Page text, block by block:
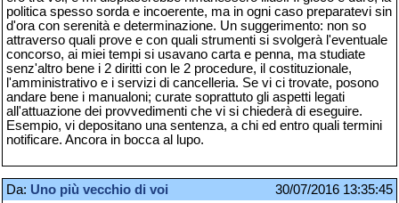
politica spesso sorda e incoerente, ma in ogni caso preparatevi sin
d'ora con serenità e determinazione. Un suggerimento: non so
attraverso quali prove e con quali strumenti si svolgerà l'eventuale
concorso, ai miei tempi si usavano carta e penna, ma studiate
senz'altro bene i 2 diritti con le 2 procedure, il costituzionale,
l'amministrativo e i servizi di cancelleria. Se vi ci trovate, posono
andare bene i manualoni; curate soprattuto gli aspetti legati
all'attuazione dei provvedimenti che vi si chiederà di eseguire.
Esempio, vi depositano una sentenza, a chi ed entro quali termini
notificare. Ancora in bocca al lupo.
Da: Uno più vecchio di voi
30/07/2016 13:35:45